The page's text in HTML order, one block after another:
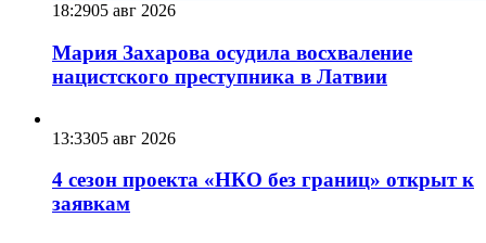
18:2905 авг 2026
Мария Захарова осудила восхваление
нацистского преступника в Латвии
13:3305 авг 2026
4 сезон проекта «НКО без границ» открыт к
заявкам